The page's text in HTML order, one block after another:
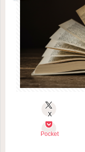
X
Pocket